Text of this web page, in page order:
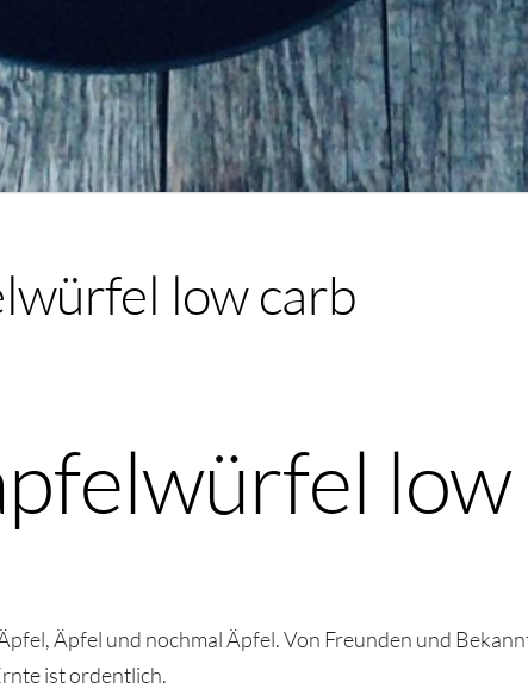
low carb
low
Äpfel und nochmal Äpfel. Von Freunden und
ist ordentlich.